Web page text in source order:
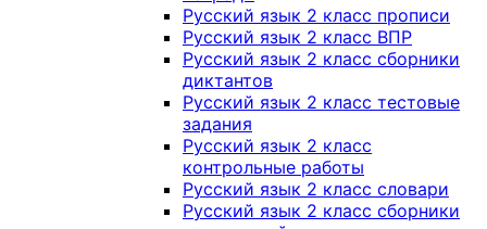
Русский язык 2 класс прописи
Русский язык 2 класс ВПР
Русский язык 2 класс сборники
диктантов
Русский язык 2 класс тестовые
задания
Русский язык 2 класс
контрольные работы
Русский язык 2 класс словари
Русский язык 2 класс сборники